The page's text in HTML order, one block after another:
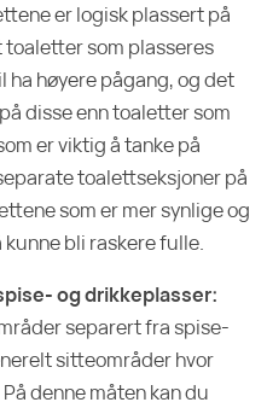
er logisk plassert på
som plasseres
høyere pågang, og det
disse enn toaletter som
er viktig å tanke på
toalettseksjoner på
som er mer synlige og
bli raskere fulle.
og drikkeplasser:
separert fra spise-
sitteområder hvor
denne måten kan du